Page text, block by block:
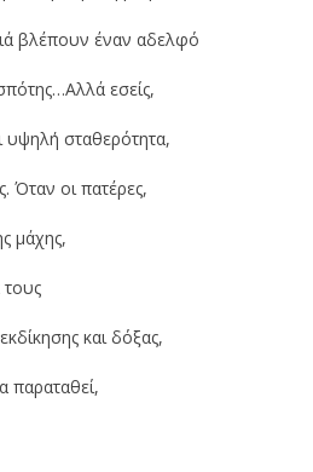
βλέπουν έναν αδελφό
εσείς,
υψηλή σταθερότητα,
Όταν οι πατέρες,
μάχης,
τους
και δόξας,
παραταθεί,